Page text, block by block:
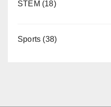
STEM (18)
Sports (38)